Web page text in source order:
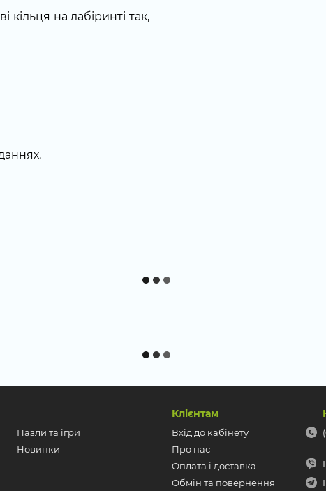
на лабіринті так,
Пазли та ігри
Новинки
Клієнтам
Вхід до кабінету
Про нас
Оплата і доставка
Обмін та повернення